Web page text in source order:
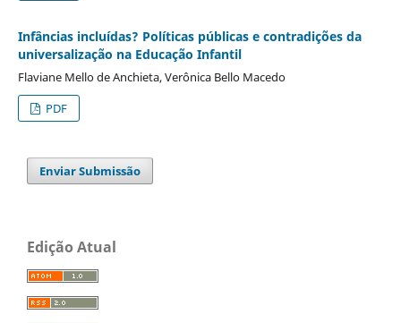
Infâncias incluídas? Políticas públicas e contradições da
universalização na Educação Infantil
Flaviane Mello de Anchieta, Verônica Bello Macedo
PDF
Enviar Submissão
Edição Atual